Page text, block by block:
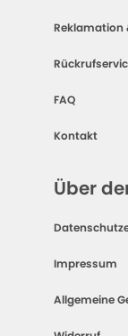
Reklamation
FAQ
Kontakt
Über
Impressum
Allgemeine